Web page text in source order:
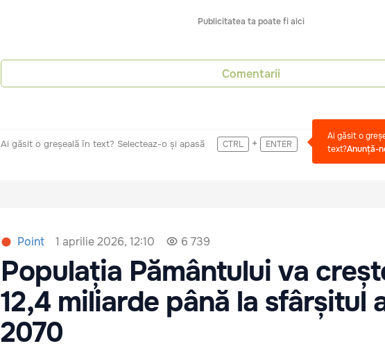
Publicitatea ta poate fi aici
Comentarii
Ai găsit o greșeală în text? Selecteaz-o și apasă CTRL + ENTER
Ai găsit o
text?Anunță-
Point 1 aprilie 2026, 12:10 6 739
Populația Pământului va
12,4 miliarde până la sfârșitul
2070